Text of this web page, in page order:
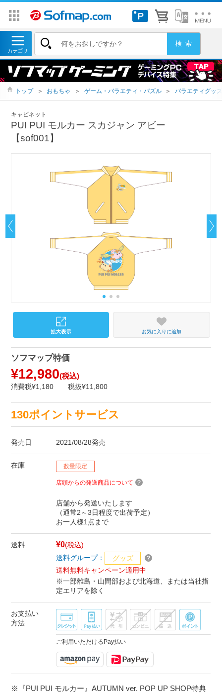
トップ ＞ おもちゃ ＞ ゲーム・バラエティ・パズル ＞ バラエティグッズ
キャビネット
PUI PUI モルカー スカジャン アビー
【sof001】
お気に入りに追加
ソフマップ特価
¥12,980(税込)
消費税¥1,180 税抜¥11,800
130ポイントサービス
発売日 2021/08/28発売
在庫 数量限定
店頭からの発送商品について
店舗から発送いたします
（通常2～3日程度で出荷予定）
お一人様1点まで
送料 ¥0(税込)
送料グループ：
グッズ
送料無料キャンペーン適用中
※一部離島・山間部および北海道、または当社指
定エリアを除く
お支払い
方法
ご利用いただけるPay払い
※『PUI PUI モルカー』AUTUMN ver. POP UP SHOP特典